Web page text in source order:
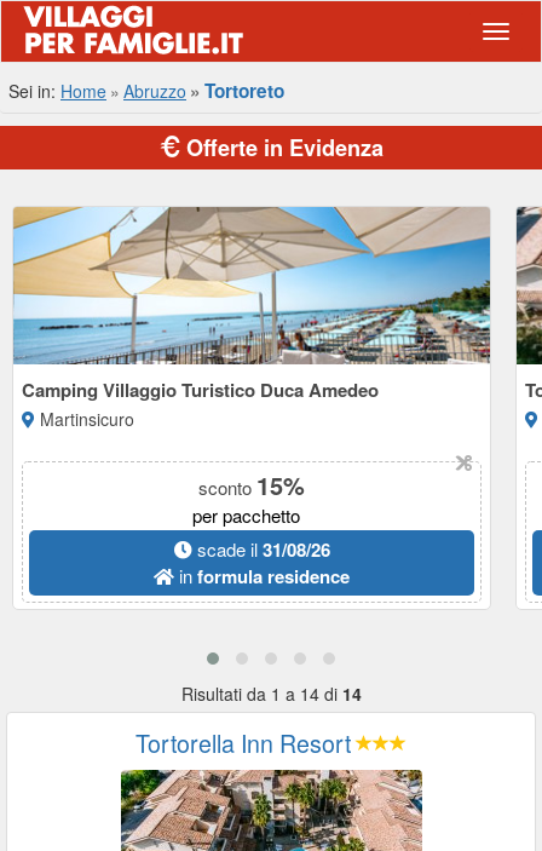
Sei in: Home Abruzzo Tortoreto
Offerte in Evidenza
Camping Villaggio Turistico Duca Amedeo
Martinsicuro
sconto 15%
per pacchetto
scade il31/08/26
informula residence
Risultati da 1 a 14 di 14
Tortorella Inn Resort